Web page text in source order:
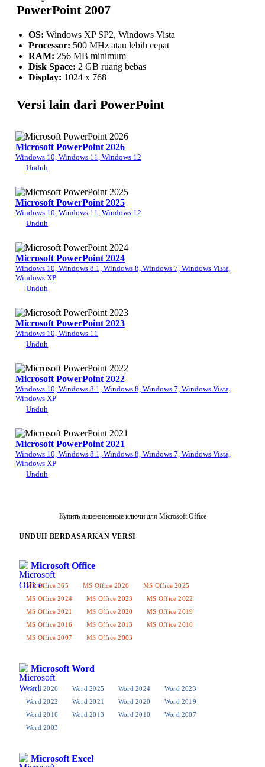
PowerPoint 2007
OS: Windows XP SP2, Windows Vista
Processor: 500 MHz atau lebih cepat
RAM: 256 MB minimum
Disk Space: 2 GB ruang bebas
Display: 1024 x 768
Versi lain dari PowerPoint
Microsoft PowerPoint 2026
Windows 10, Windows 11, Windows 12
Unduh
Microsoft PowerPoint 2025
Windows 10, Windows 11, Windows 12
Unduh
Microsoft PowerPoint 2024
Windows 10, Windows 8.1, Windows 8, Windows 7, Windows Vista,
Windows XP
Unduh
Microsoft PowerPoint 2023
Windows 10, Windows 11
Unduh
Microsoft PowerPoint 2022
Windows 10, Windows 8.1, Windows 8, Windows 7, Windows Vista,
Windows XP
Unduh
Microsoft PowerPoint 2021
Windows 10, Windows 8.1, Windows 8, Windows 7, Windows Vista,
Windows XP
Unduh
Купить лицензионные ключи для Microsoft Office
UNDUH BERDASARKAN VERSI
Microsoft Office
MS Office 365 MS Office 2026
MS Office 2025
MS Office 2024
MS Office 2023
MS Office 2022
MS Office 2021
MS Office 2020
MS Office 2019
MS Office 2016
MS Office 2013
MS Office 2010
MS Office 2007
MS Office 2003
Microsoft Word
Word 2026 Word 2025 Word 2024
Word 2023
Word 2022
Word 2021 Word 2020
Word 2019
Word 2016
Word 2013 Word 2010
Word 2007
Word 2003
Microsoft Excel